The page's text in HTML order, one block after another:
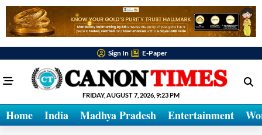
Sign In E-Paper
FRIDAY, AUGUST 7, 2026, 9:23 PM
Home India Madhya Pradesh Entertainment